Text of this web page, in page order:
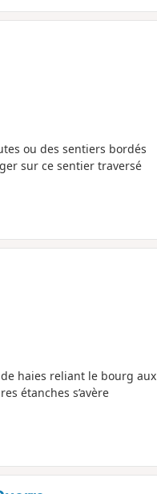
ou des sentiers bordés
sur ce sentier traversé
haies reliant le bourg aux
étanches s’avère